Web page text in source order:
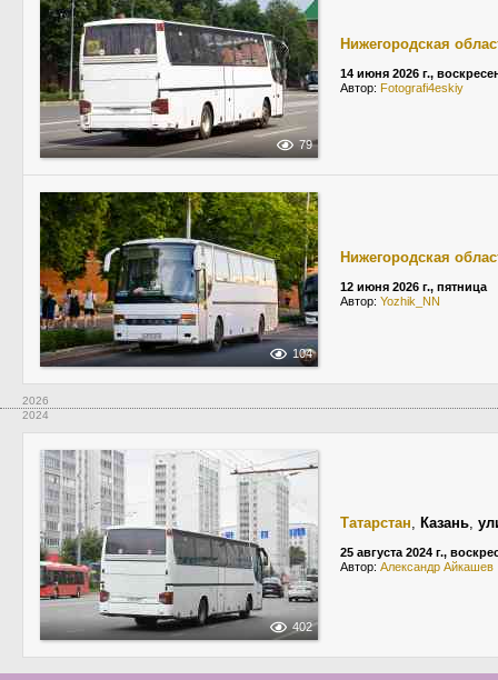
79
Нижегородская
14 июня 2026 г.,
Автор: Fotografi4eskiy
104
Нижегородская
12 июня 2026 г., пятница
Автор: Yozhik_NN
2026
2024
402
Татарстан, Казань,
25 августа 2024 г.,
Автор: Александр Айкашев